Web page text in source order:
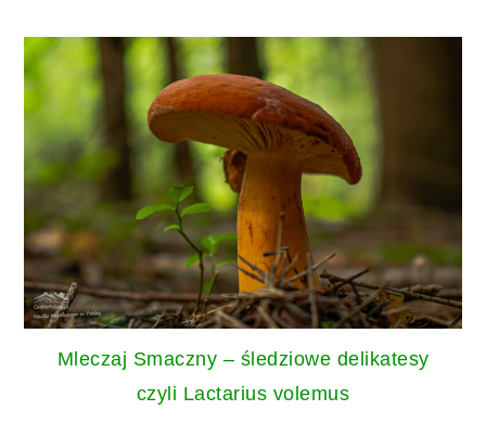
Mleczaj Smaczny – śledziowe delikatesy
czyli Lactarius volemus